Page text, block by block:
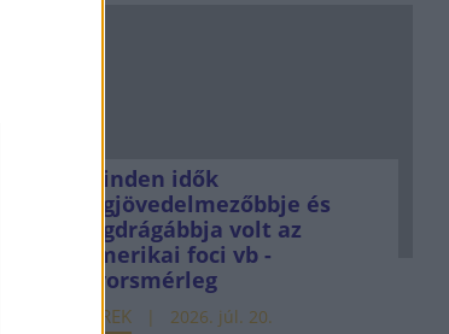
Minden idők
legjövedelmezőbbje és
legdrágábbja volt az
amerikai foci vb -
gyorsmérleg
HÍREK 2026. júl. 20.